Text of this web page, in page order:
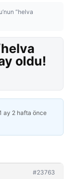
“helva
oldu!
ay 2 hafta önce
#23763